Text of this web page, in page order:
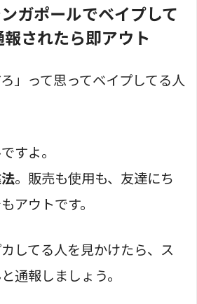
ンガポールでベイプして
されたら即アウト
」って思ってベイプしてる人
すよ。
。販売も使用も、友達にち
アウトです。
してる人を見かけたら、ス
通報しましょう。